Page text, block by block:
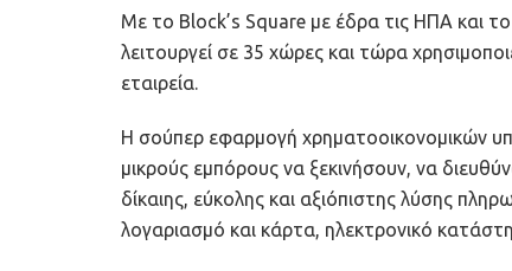
Με το Block’s Square με έδρα τις ΗΠΑ και
λειτουργεί σε 35 χώρες και τώρα
εταιρεία.
Η σούπερ εφαρμογή χρηματοοικονομικών
μικρούς εμπόρους να ξεκινήσουν, να
δίκαιης, εύκολης και αξιόπιστης λύσης
λογαριασμό και κάρτα, ηλεκτρονικό